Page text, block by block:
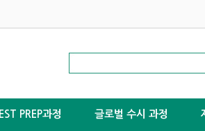
PREP과정 글로벌 수시 과정